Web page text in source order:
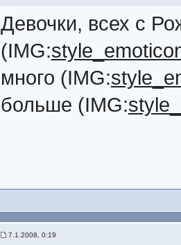
Девочки, всех с
(IMG:
много (IMG:
больше (IMG:
7.1.2008, 0:19